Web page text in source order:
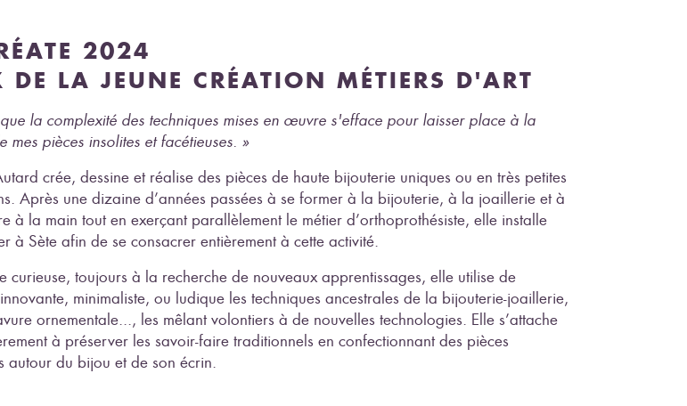
2024
DE LA JEUNE CRÉATION MÉTIERS D'ART
la complexité des techniques mises en œuvre s'efface pour laisser place à la
mes pièces insolites et facétieuses. »
crée, dessine et réalise des pièces de haute bijouterie uniques ou en très petites
Après une dizaine d’années passées à se former à la bijouterie, à la joaillerie et à
à la main tout en exerçant parallèlement le métier d’orthoprothésiste, elle installe
à Sète afin de se consacrer entièrement à cette activité.
curieuse, toujours à la recherche de nouveaux apprentissages, elle utilise de
minimaliste, ou ludique les techniques ancestrales de la bijouterie-joaillerie,
ornementale..., les mêlant volontiers à de nouvelles technologies. Elle s’attache
à préserver les savoir-faire traditionnels en confectionnant des pièces
autour du bijou et de son écrin.